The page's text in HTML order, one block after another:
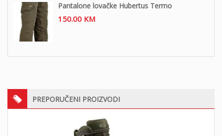
Pantalone lovačke Hubertus Termo
150.00 KM
PREPORUČENI PROIZVODI